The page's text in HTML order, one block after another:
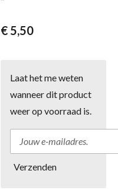
€ 5,50
Laat het me weten
wanneer dit product
weer op voorraad is.
Verzenden